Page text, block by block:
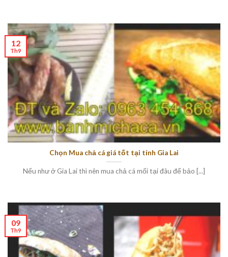
Chọn Mua chả cá giá tốt tại tỉnh Gia Lai
Nếu như ở Gia Lai thì nên mua chả cá mối tại đâu để bảo [...]
12
Th9
09
Th9